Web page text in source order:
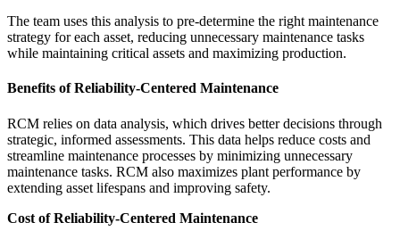
The team uses this analysis to pre-determine the right maintenance
strategy for each asset, reducing unnecessary maintenance tasks
while maintaining critical assets and maximizing production.
Benefits of Reliability-Centered Maintenance
RCM relies on data analysis, which drives better decisions through
strategic, informed assessments. This data helps reduce costs and
streamline maintenance processes by minimizing unnecessary
maintenance tasks. RCM also maximizes plant performance by
extending asset lifespans and improving safety.
Cost of Reliability-Centered Maintenance